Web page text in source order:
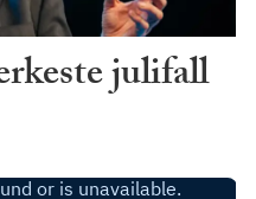
julifall